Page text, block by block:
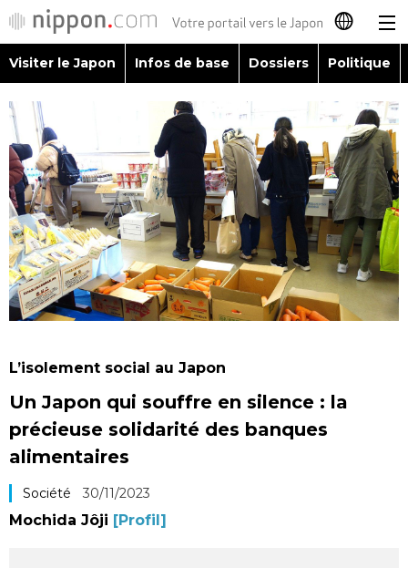
日本語
English
简体字
繁體字
Español
العربية
Visiter le Japon
Infos de base
Dossiers
Société
Culture
Visiter le Japon Infos de base Dossiers Politique
L’isolement social au Japon
Un Japon qui souffre en silence : la
précieuse solidarité des banques
alimentaires
Société 30/11/2023
Mochida Jôji [Profil]